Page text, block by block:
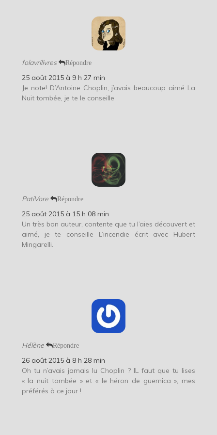
folavrilivres Répondre
25 août 2015 à 9 h 27 min
Je note! D’Antoine Choplin, j’avais beaucoup aimé La
Nuit tombée, je te le conseille
PatiVore Répondre
25 août 2015 à 15 h 08 min
Un très bon auteur, contente que tu l’aies découvert et
aimé, je te conseille L’incendie écrit avec Hubert
Mingarelli.
Hélène Répondre
26 août 2015 à 8 h 28 min
Oh tu n’avais jamais lu Choplin ? IL faut que tu lises
« la nuit tombée » et « le héron de guernica », mes
préférés à ce jour !